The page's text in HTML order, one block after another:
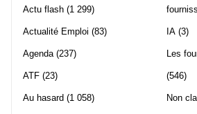
Actu flash (1 299)
Actualité Emploi (83)
Agenda(237)
ATF (23)
Au hasard (1 058)
IA (3)
Les
(546)
Non